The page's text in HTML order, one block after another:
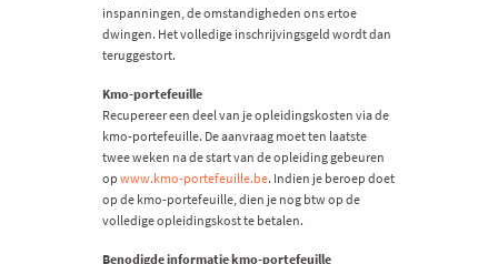
inspanningen, de omstandigheden ons ertoe
dwingen. Het volledige inschrijvingsgeld wordt dan
teruggestort.
Kmo-portefeuille
Recupereer een deel van je opleidingskosten via de
kmo-portefeuille. De aanvraag moet ten laatste
twee weken na de start van de opleiding gebeuren
op www.kmo-portefeuille.be. Indien je beroep doet
op de kmo-portefeuille, dien je nog btw op de
volledige opleidingskost te betalen.
Benodigde informatie kmo-portefeuille